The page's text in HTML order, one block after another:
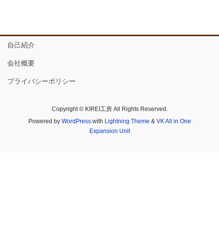
自己紹介
会社概要
プライバシーポリシー
Copyright © KIREI工房 All Rights Reserved.
Powered by WordPresswith Lightning Theme & VK All in One
Expansion Unit